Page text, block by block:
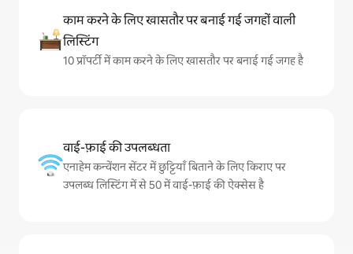
काम करने के लिए खासतौर पर बनाई गई जगहों वाली
लिस्टिंग
10 प्रॉपर्टी में काम करने के लिए खासतौर पर बनाई गई जगह है
वाई-फ़ाई की उपलब्धता
एनाहेम कन्वेंशन सेंटर में छुट्टियाँ बिताने के लिए किराए पर
उपलब्ध लिस्टिंग में से 50 में वाई-फ़ाई की ऐक्सेस है